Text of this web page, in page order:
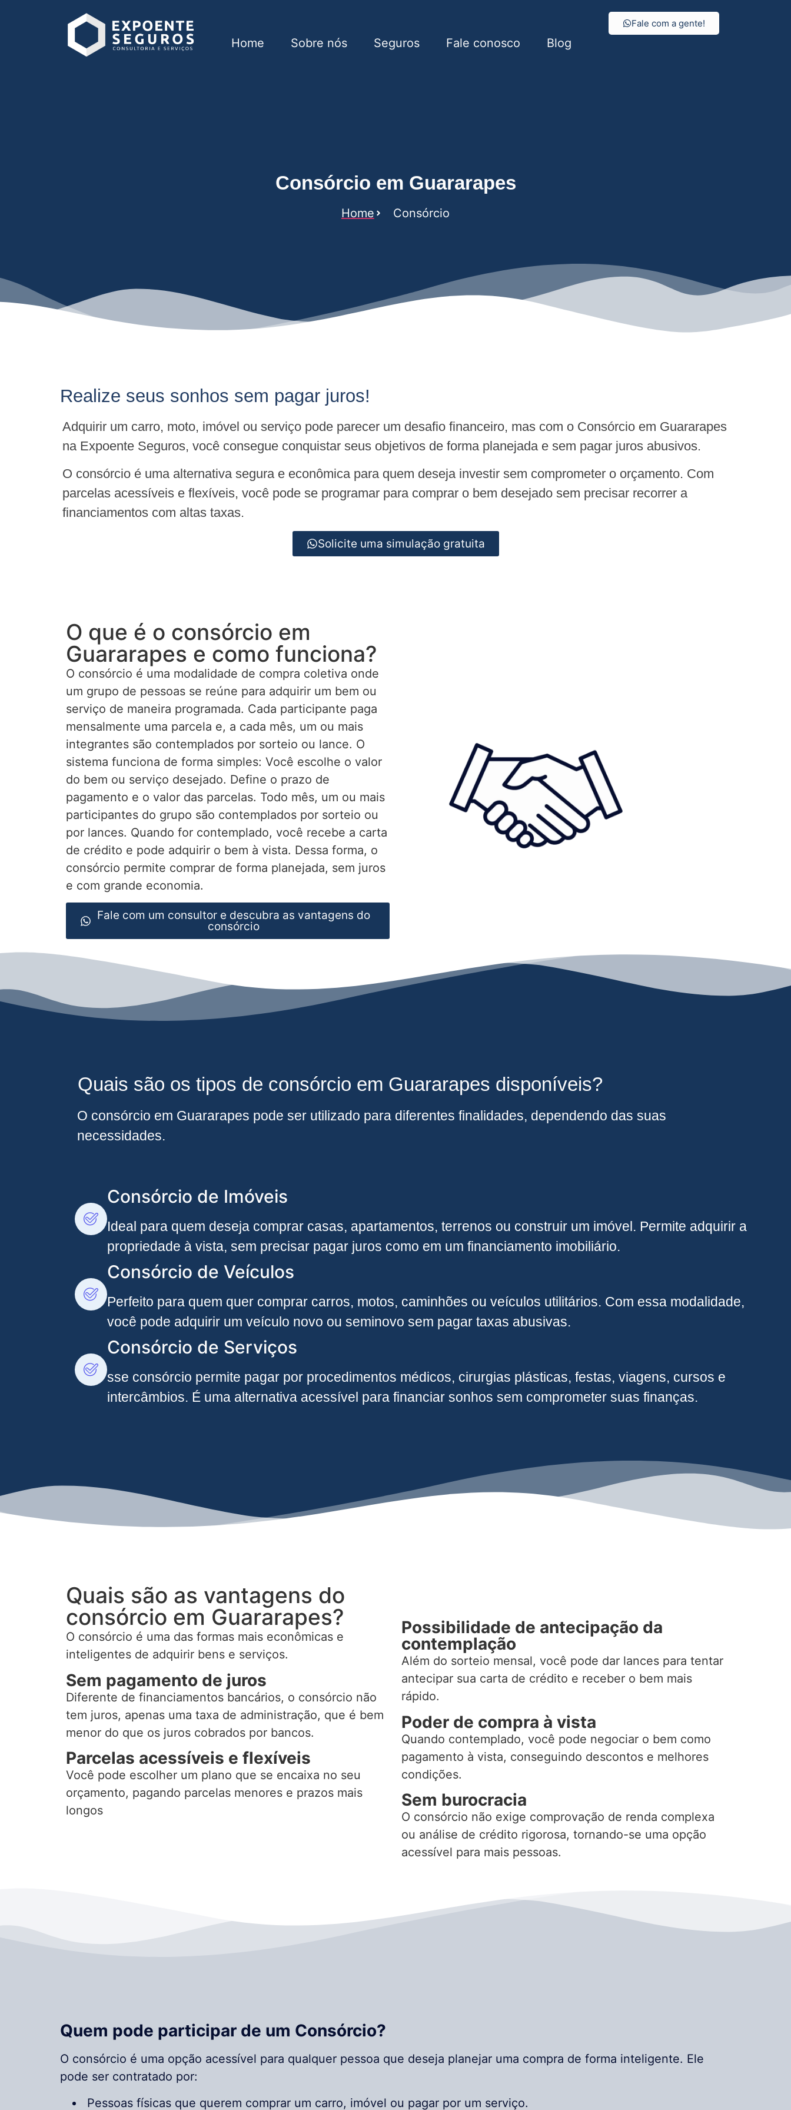
Home Sobre nós Seguros Fale conosco Blog
Fale com a gente!
Consórcio em Guararapes
Home Consórcio
Realize seus sonhos sem pagar juros!
Adquirir um carro, moto, imóvel ou serviço pode parecer um desafio financeiro, mas com o Consórcio em Guararapes
na Expoente Seguros, você consegue conquistar seus objetivos de forma planejada e sem pagar juros abusivos.
O consórcio é uma alternativa segura e econômica para quem deseja investir sem comprometer o orçamento. Com
parcelas acessíveis e flexíveis, você pode se programar para comprar o bem desejado sem precisar recorrer a
financiamentos com altas taxas.
Solicite uma simulação gratuita
O que é o consórcio em
Guararapes e como funciona?
O consórcio é uma modalidade de compra coletiva onde
um grupo de pessoas se reúne para adquirir um bem ou
serviço de maneira programada. Cada participante paga
mensalmente uma parcela e, a cada mês, um ou mais
integrantes são contemplados por sorteio ou lance. O
sistema funciona de forma simples: Você escolhe o valor
do bem ou serviço desejado. Define o prazo de
pagamento e o valor das parcelas. Todo mês, um ou mais
participantes do grupo são contemplados por sorteio ou
por lances. Quando for contemplado, você recebe a carta
de crédito e pode adquirir o bem à vista. Dessa forma, o
consórcio permite comprar de forma planejada, sem juros
e com grande economia.
Fale com um consultor e descubra as vantagens do
consórcio
Quais são os tipos de consórcio em Guararapes disponíveis?
O consórcio em Guararapes pode ser utilizado para diferentes finalidades, dependendo das suas
necessidades.
Consórcio de Imóveis
Ideal para quem deseja comprar casas, apartamentos, terrenos ou construir um imóvel. Permite adquirir a
propriedade à vista, sem precisar pagar juros como em um financiamento imobiliário.
Consórcio de Veículos
Perfeito para quem quer comprar carros, motos, caminhões ou veículos utilitários. Com essa modalidade,
você pode adquirir um veículo novo ou seminovo sem pagar taxas abusivas.
Consórcio de Serviços
sse consórcio permite pagar por procedimentos médicos, cirurgias plásticas, festas, viagens, cursos e
intercâmbios. É uma alternativa acessível para financiar sonhos sem comprometer suas finanças.
Quais são as vantagens do
consórcio em Guararapes?
O consórcio é uma das formas mais econômicas e
inteligentes de adquirir bens e serviços.
Sem pagamento de juros
Diferente de financiamentos bancários, o consórcio não
tem juros, apenas uma taxa de administração, que é bem
menor do que os juros cobrados por bancos.
Parcelas acessíveis e flexíveis
Você pode escolher um plano que se encaixa no seu
orçamento, pagando parcelas menores e prazos mais
longos
Possibilidade de antecipação da
contemplação
Além do sorteio mensal, você pode dar lances para tentar
antecipar sua carta de crédito e receber o bem mais
rápido.
Poder de compra à vista
Quando contemplado, você pode negociar o bem como
pagamento à vista, conseguindo descontos e melhores
condições.
Sem burocracia
O consórcio não exige comprovação de renda complexa
ou análise de crédito rigorosa, tornando-se uma opção
acessível para mais pessoas.
Quem pode participar de um Consórcio?
O consórcio é uma opção acessível para qualquer pessoa que deseja planejar uma compra de forma inteligente. Ele
pode ser contratado por:
Pessoas físicas que querem comprar um carro, imóvel ou pagar por um serviço.